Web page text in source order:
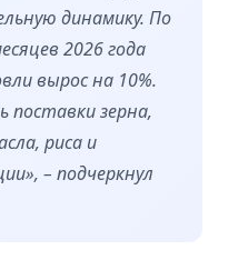
динамику. По
2026 года
вырос на 10%.
зерна,
риса и
– подчеркнул